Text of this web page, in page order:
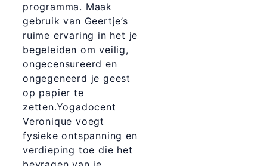
programma. Maak
gebruik van Geertje’s
ruime ervaring in het je
begeleiden om veilig,
ongecensureerd en
ongegeneerd je geest
op papier te
zetten.Yogadocent
Veronique voegt
fysieke ontspanning en
verdieping toe die het